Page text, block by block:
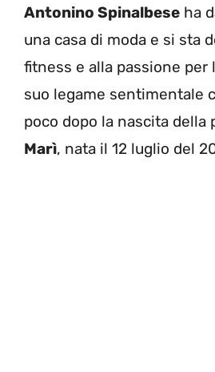
Antonino Spinalbese ha
una casa di moda e si sta
fitness e alla passione per
suo legame sentimentale
poco dopo la nascita della
Marì, nata il 12 luglio del